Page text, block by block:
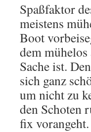
Spaßfaktor
meistens
Boot
dem
Sache ist.
sich ganz
um nicht zu
den Schoten
fix vorangeht.